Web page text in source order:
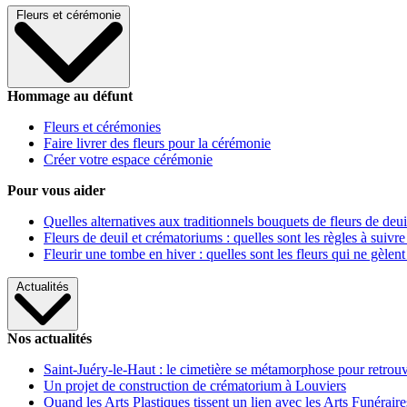
Fleurs et cérémonie
Hommage au défunt
Fleurs et cérémonies
Faire livrer des fleurs pour la cérémonie
Créer votre espace cérémonie
Pour vous aider
Quelles alternatives aux traditionnels bouquets de fleurs de
Fleurs de deuil et crématoriums : quelles sont les règles à
Fleurir une tombe en hiver : quelles sont les fleurs qui ne gèlent
Actualités
Nos actualités
Saint-Juéry-le-Haut : le cimetière se métamorphose pour
Un projet de construction de crématorium à Louviers
Quand les Arts Plastiques tissent un lien avec les Arts